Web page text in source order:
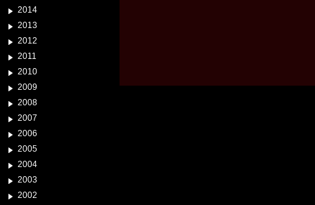
2014
2013
2012
2011
2010
2009
2008
2007
2006
2005
2004
2003
2002